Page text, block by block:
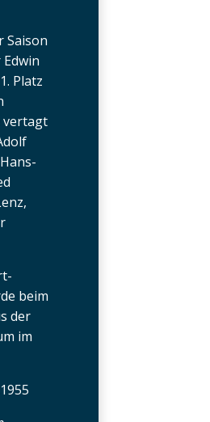
Saison
Platz
vertagt
beim
der
im